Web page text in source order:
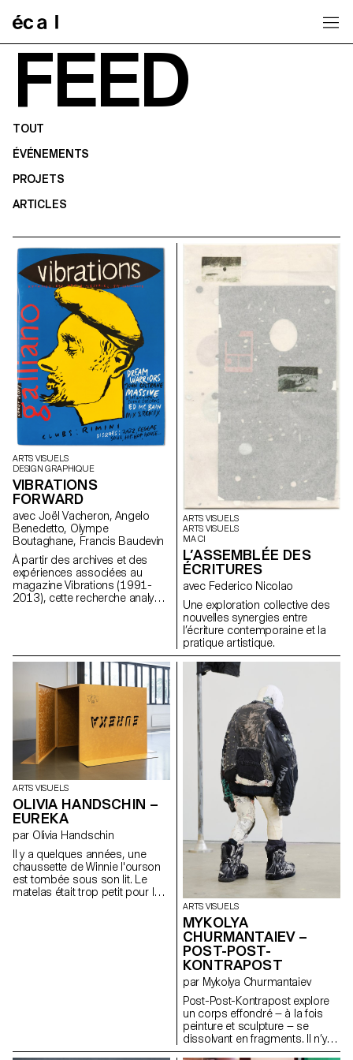
FEED
TOUT
ÉVÉNEMENTS
PROJETS
ARTICLES
ARTS VISUELS
DESIGN GRAPHIQUE
VIBRATIONS
FORWARD
avec Joël Vacheron, Angelo
Benedetto, Olympe
Boutaghane, Francis Baudevin
À partir des archives et des
expériences associées au
magazine Vibrations (1991-
2013), cette recherche analyse
pour communiquer à propos
des musiques populaires
aujourd’hui.
ARTS VISUELS
ARTS VISUELS
MA CI
L’ASSEMBLÉE DES
ÉCRITURES
avec Federico Nicolao
Une exploration collective des
nouvelles synergies entre
l’écriture contemporaine et la
pratique artistique.
ARTS VISUELS
OLIVIA HANDSCHIN –
EUREKA
par Olivia Handschin
Il y a quelques années, une
chaussette de Winnie l'ourson
est tombée sous son lit. Le
matelas était trop petit pour le
collecte tous ces petits objets
ARTS VISUELS
MYKOLYA
CHURMANTAIEV –
POST-POST-
KONTRAPOST
par Mykolya Churmantaiev
Post-Post-Kontrapost explore
un corps effondré — à la fois
peinture et sculpture — se
dissolvant en fragments. Il n’y a
plus d’action, seulement une